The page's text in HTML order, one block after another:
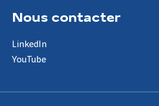
Nous contacter
LinkedIn
YouTube